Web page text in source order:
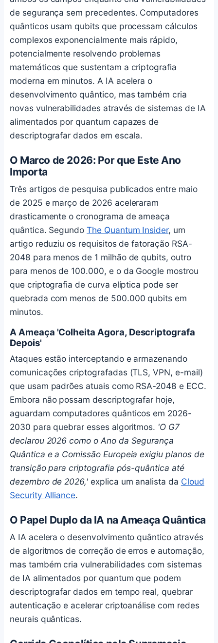
de segurança sem precedentes. Computadores
quânticos usam qubits que processam cálculos
complexos exponencialmente mais rápido,
potencialmente resolvendo problemas
matemáticos que sustentam a criptografia
moderna em minutos. A IA acelera o
desenvolvimento quântico, mas também cria
novas vulnerabilidades através de sistemas de IA
alimentados por quantum capazes de
descriptografar dados em escala.
O Marco de 2026: Por que Este Ano
Importa
Três artigos de pesquisa publicados entre maio
de 2025 e março de 2026 aceleraram
drasticamente o cronograma de ameaça
quântica. SegundoThe Quantum Insider, um
artigo reduziu os requisitos de fatoração RSA-
2048 para menos de 1 milhão de qubits, outro
para menos de 100.000, e o da Google mostrou
que criptografia de curva elíptica pode ser
quebrada com menos de 500.000 qubits em
minutos.
A Ameaça 'Colheita Agora, Descriptografa
Depois'
Ataques estão interceptando e armazenando
comunicações criptografadas (TLS, VPN, e-mail)
que usam padrões atuais como RSA-2048 e ECC.
Embora não possam descriptografar hoje,
aguardam computadores quânticos em 2026-
2030 para quebrar esses algoritmos. 'O G7
declarou 2026 como o Ano da Segurança
Quântica e a Comissão Europeia exigiu planos de
transição para criptografia pós-quântica até
dezembro de 2026,' explica um analista da Cloud
Security Alliance.
O Papel Duplo da IA na Ameaça Quântica
A IA acelera o desenvolvimento quântico através
de algoritmos de correção de erros e automação,
mas também cria vulnerabilidades com sistemas
de IA alimentados por quantum que podem
descriptografar dados em tempo real, quebrar
autenticação e acelerar criptoanálise com redes
neurais quânticas.